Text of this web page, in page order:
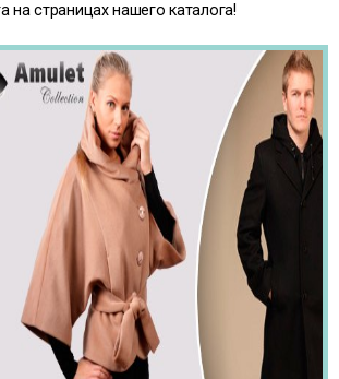
на страницах нашего каталога!